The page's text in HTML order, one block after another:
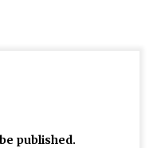
published.